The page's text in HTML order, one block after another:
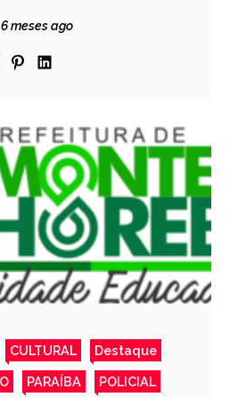
Galdino de Oliveira,
VEJA MAIS!
6 meses ago
CULTURAL Destaque
PARAÍBA POLICIAL